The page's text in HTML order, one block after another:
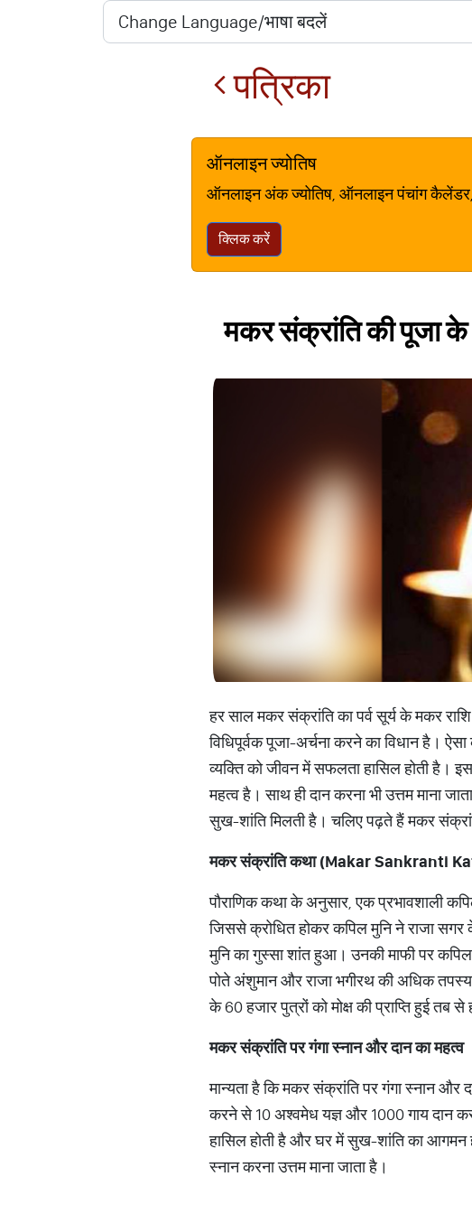
पत्रिका
ऑनलाइन ज्योतिष
ऑनलाइन अंक ज्योतिष, ऑनलाइन पंचांग कैलेंडर,
क्लिक करें
मकर संक्रांति की पूजा
हर साल मकर संक्रांति का पर्व सूर्य के मकर
विधिपूर्वक पूजा-अर्चना करने का विधान है।
व्यक्ति को जीवन में सफलता हासिल होती है।
महत्व है। साथ ही दान करना भी उत्तम माना
सुख-शांति मिलती है। चलिए पढ़ते हैं मकर
मकर संक्रांति कथा (Makar Sankranti
पौराणिक कथा के अनुसार, एक प्रभावशाली
जिससे क्रोधित होकर कपिल मुनि ने राजा सगर
मुनि का गुस्सा शांत हुआ। उनकी माफी पर कपिल
पोते अंशुमान और राजा भगीरथ की अधिक
के 60 हजार पुत्रों को मोक्ष की प्राप्ति हुई तब
मकरसंक्रांतिपरगंगास्नानऔरदानकामहत्व
मान्यता है कि मकर संक्रांति पर गंगा स्नान और
करने से 10 अश्वमेध यज्ञ और 1000 गाय दान
हासिल होती है और घर में सुख-शांति का आगमन
स्नान करना उत्तम माना जाता है।